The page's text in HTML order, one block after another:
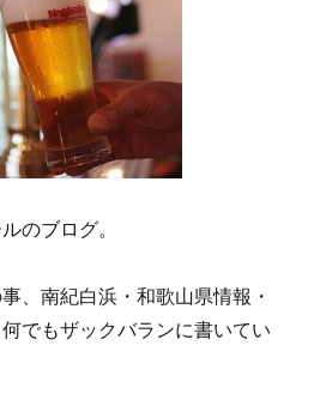
のブログ。
、南紀白浜・和歌山県情報・
でもザックバランに書いてい